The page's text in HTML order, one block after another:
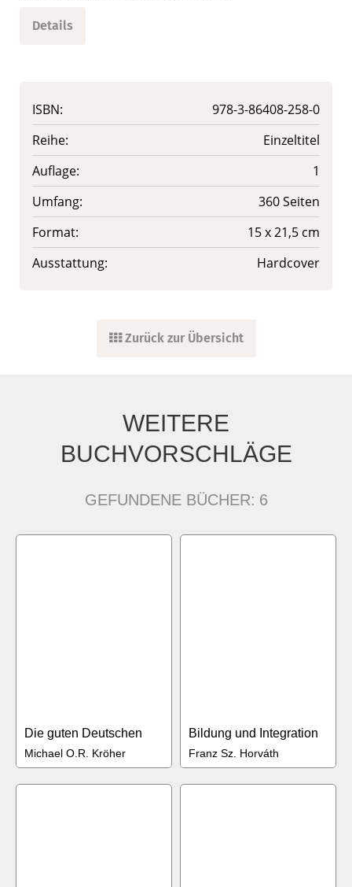
Details
ISBN:
978-3-86408-258-0
Reihe:
Einzeltitel
Auflage:
1
Umfang:
360 Seiten
Format:
15 x 21,5 cm
Ausstattung:
Hardcover
Zurück zur Übersicht
WEITERE
BUCHVORSCHLÄGE
GEFUNDENE BÜCHER: 6
Die guten Deutschen
Michael O.R. Kröher
Bildung und Integration
Franz Sz. Horváth